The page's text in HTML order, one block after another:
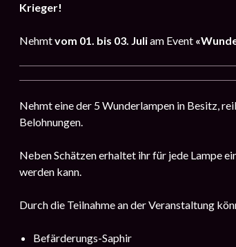
Krieger!
Nehmtvom 01. bis 03. Juliam Event
Nehmt eine der 5 Wunderlampen in Besitz,
Belohnungen.
Neben Schätzen erhaltet ihr für jede Lampe
werden kann.
Durch die Teilnahme an der Veranstaltung
Befärderungs-Saphir